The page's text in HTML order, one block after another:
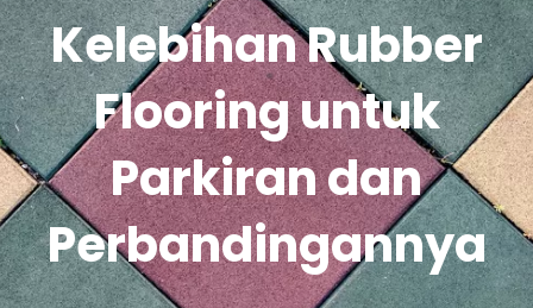
Kelebihan Rubber
Flooring untuk
Parkiran dan
Perbandingannya